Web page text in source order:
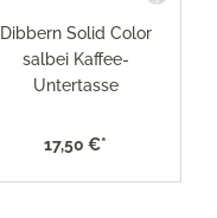
Dibbern Solid Color
salbei Kaffee-
Untertasse
17,50 €*